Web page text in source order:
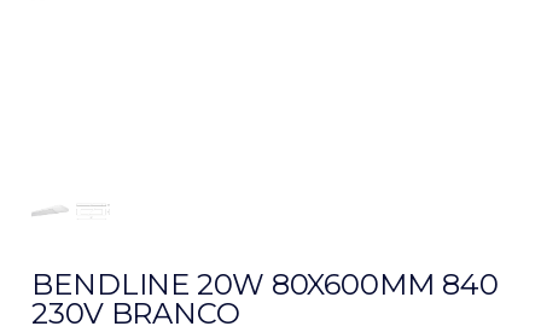
BENDLINE 20W 80X600MM 840
230V BRANCO